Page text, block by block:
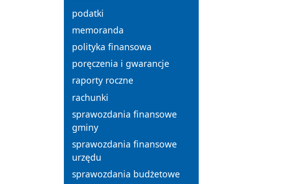
podatki
memoranda
polityka finansowa
poręczenia i gwarancje
raporty roczne
rachunki
sprawozdania finansowe
gminy
sprawozdania finansowe
urzędu
sprawozdania budżetowe